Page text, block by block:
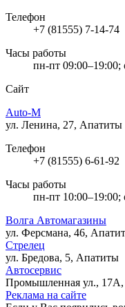
Телефон
+7 (81555) 7-14-74
Часы работы
пн-пт 09:00–19:00;
Сайт
Auto-M
ул. Ленина, 27, Апатиты
Телефон
+7 (81555) 6-61-92
Часы работы
пн-пт 10:00–19:00;
Волга Автомагазины
ул. Ферсмана, 46,
Стрелец
ул. Бредова, 5, Апатиты
Автосервис
Промышленная ул.,
Реклама на сайте